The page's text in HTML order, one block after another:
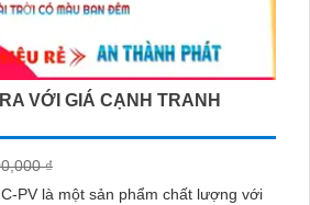
VỚI GIÁ CẠNH TRANH
₫
PV là một sản phẩm chất lượng với